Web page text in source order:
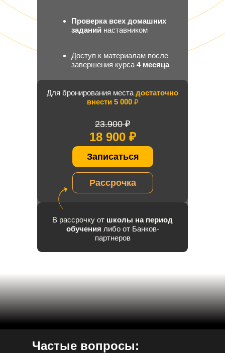
Проверка всех домашних
заданий наставником
Доступ к материалам после
завершения курса 4 месяца
Сертификатпри успешном
завершении курса
Для бронирования места достаточно
внести 5 000₽
Записаться
18 900 ₽
В рассрочку от школы на период
обучения либо от Банков-
партнеров
Рассрочка
23.900 ₽
Частые вопросы: